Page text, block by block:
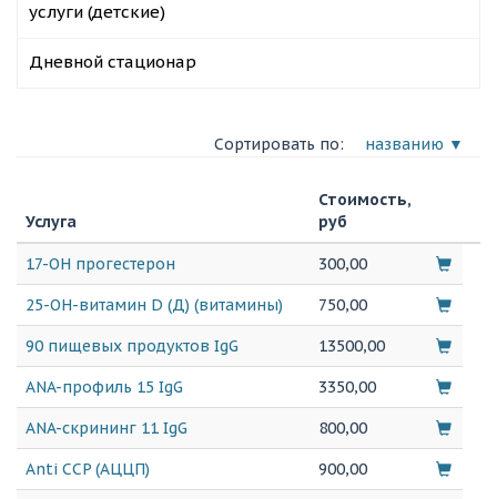
услуги (детские)
Дневной стационар
Сортировать по: названию ▼
Услуга
Стоимость,
руб
17-ОН прогестерон 300,00
25-ОН-витамин D (Д) (витамины) 750,00
90 пищевых продуктов IgG 13500,00
ANA-профиль 15 IgG 3350,00
ANA-скрининг 11 IgG 800,00
Anti CCP (АЦЦП) 900,00